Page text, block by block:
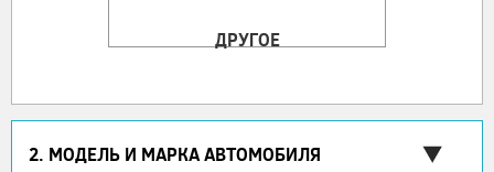
ДРУГОЕ
2. МОДЕЛЬ И МАРКА АВТОМОБИЛЯ